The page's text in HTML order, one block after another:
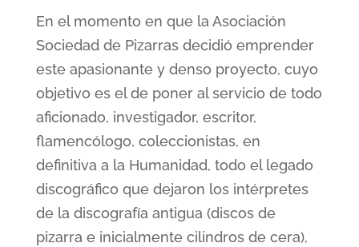
En el momento en que la Asociación
Sociedad de Pizarras decidió emprender
este apasionante y denso proyecto, cuyo
objetivo es el de poner al servicio de todo
aficionado, investigador, escritor,
flamencólogo, coleccionistas, en
definitiva a la Humanidad, todo el legado
discográfico que dejaron los intérpretes
de la discografía antigua (discos de
pizarra e inicialmente cilindros de cera),